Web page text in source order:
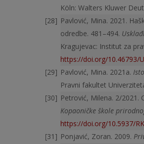
Köln: Walters Kluwer
Pavlović, Mina. 2021.
odredbe. 481–494.
Kragujevac: Institut za
https://doi.org/10.46793/
Pavlović, Mina. 2021a.
Pravni fakultet
Petrović, Milena. 2/2021.
Kopaoničke škole
https://doi.org/10.5937/
Ponjavić, Zoran. 2009.